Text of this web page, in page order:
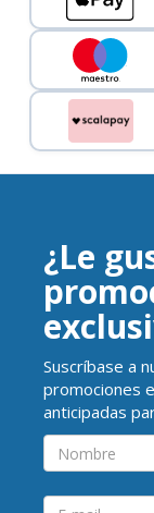
¿Le
Suscríbase a
promociones
anticipadas